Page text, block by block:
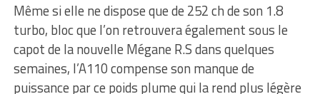
Même si elle ne dispose que de 252 ch de son 1.8
turbo, bloc que l’on retrouvera également sous le
capot de la nouvelle Mégane R.S dans quelques
semaines, l’A110 compense son manque de
puissance par ce poids plume qui la rend plus légère